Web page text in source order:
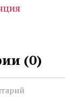
(0)